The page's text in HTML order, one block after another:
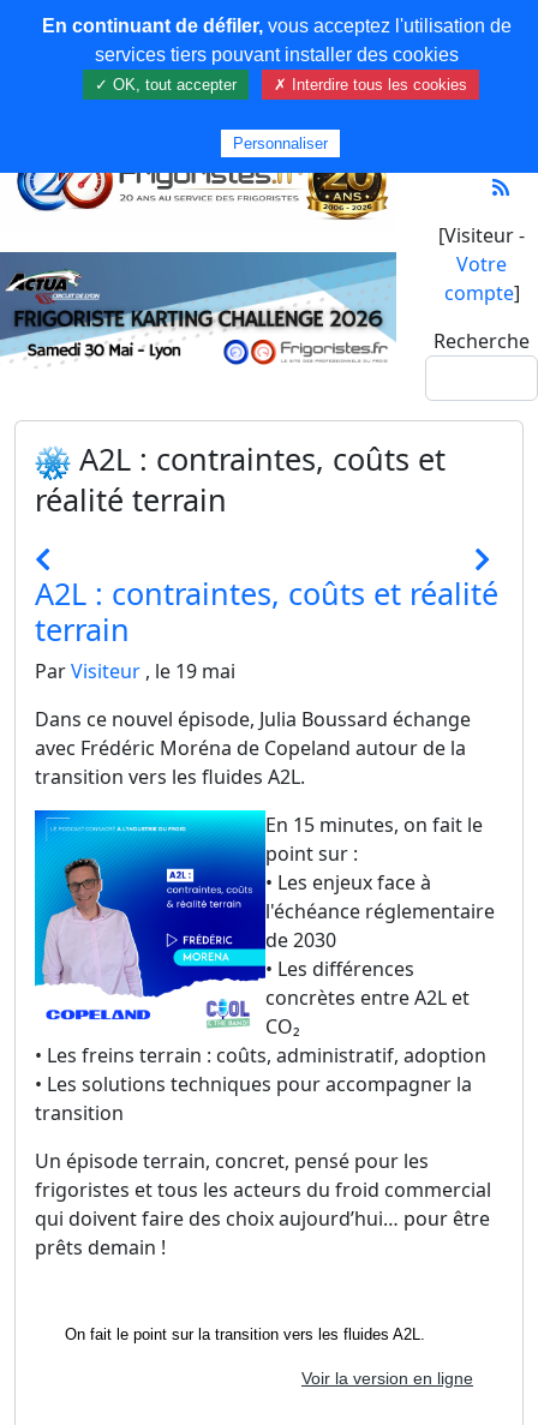
[Visiteur -
Votre
compte]
Recherche
A2L : contraintes, coûts et
réalité terrain
A2L : contraintes, coûts et réalité
terrain
ParVisiteur , le 19 mai
Dans ce nouvel épisode, Julia Boussard échange
avec Frédéric Moréna de Copeland autour de la
transition vers les fluides A2L.
En 15 minutes, on fait le
point sur :
• Les enjeux face à
l'échéance réglementaire
de 2030
• Les différences
concrètes entre A2L et
CO₂
• Les freins terrain : coûts, administratif, adoption
• Les solutions techniques pour accompagner la
transition
Un épisode terrain, concret, pensé pour les
frigoristes et tous les acteurs du froid commercial
qui doivent faire des choix aujourd’hui… pour être
prêts demain !
On fait le point sur la transition vers les fluides A2L.
Voir la version en ligne
En continuant de défiler,vous acceptez l'utilisation de
services tiers pouvant installer des cookies
✓ OK, tout accepter ✗ Interdire tous les cookies
Personnaliser